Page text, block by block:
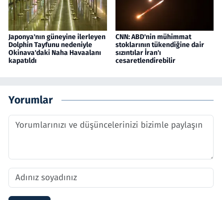
Japonya'nın güneyine ilerleyen
Dolphin Tayfunu nedeniyle
Okinava'daki Naha Havaalanı
kapatıldı
CNN: ABD'nin mühimmat
stoklarının tükendiğine dair
sızıntılar İran'ı
cesaretlendirebilir
Yorumlar